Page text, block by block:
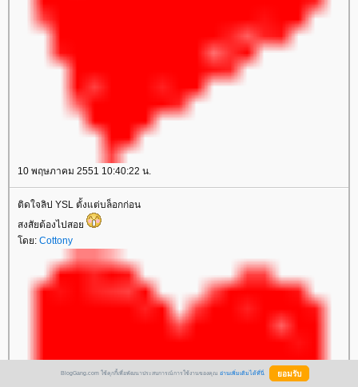
10 พฤษภาคม 2551 10:40:22 น.
ติดใจลิป YSL ตั้งแต่บล็อกก่อน
สงสัยต้องไปสอ
ดย: Cottony
BlogGang.com ใช้คุกกี้เพื่อพัฒนาประสบการณ์การใช้งานของคุณ อ่านเพิ่มเติมได้ที่นี่